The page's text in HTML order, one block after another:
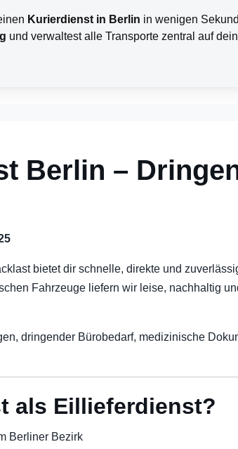
Kurierdienst in Berlin in wenigen
und verwaltest alle Transporte zentral auf
Berlin –
bietet dir schnelle, direkte und
Fahrzeuge liefern wir leise, nachhaltig
dringender Bürobedarf, medizinische
als Eillieferdienst?
Berliner Bezirk